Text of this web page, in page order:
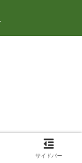
サイドバー